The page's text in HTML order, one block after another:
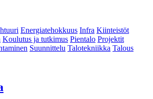
Energiatehokkuus Infra Kiinteistöt
Koulutus ja tutkimus Pientalo Projektit
Suunnittelu Talotekniikka Talous